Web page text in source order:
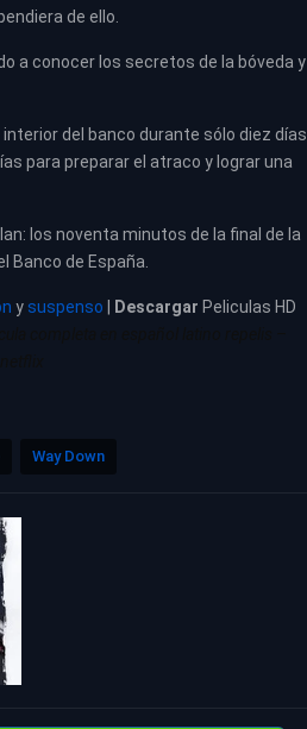
de ello.
a conocer los secretos de la bóveda y
del banco durante sólo diez días.
para preparar el atraco y lograr una
los noventa minutos de la final de la
Banco de España.
ysuspenso Descargar Peliculas HD
Way Down